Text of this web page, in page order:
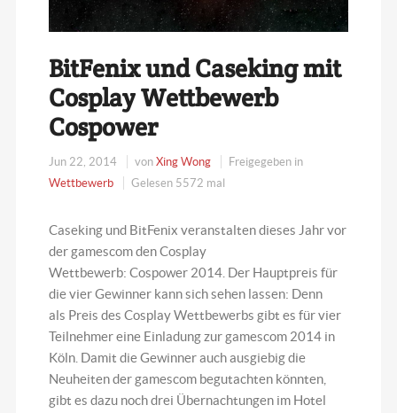
BitFenix und Caseking mit
Cosplay Wettbewerb
Cospower
Jun 22, 2014 vonXing Wong
Freigegeben in
Wettbewerb
Gelesen 5572 mal
Caseking und BitFenix veranstalten dieses Jahr vor
der gamescom den Cosplay
Wettbewerb: Cospower 2014. Der Hauptpreis für
die vier Gewinner kann sich sehen lassen: Denn
als Preis des Cosplay Wettbewerbs gibt es für vier
Teilnehmer eine Einladung zur gamescom 2014 in
Köln. Damit die Gewinner auch ausgiebig die
Neuheiten der gamescom begutachten könnten,
gibt es dazu noch drei Übernachtungen im Hotel